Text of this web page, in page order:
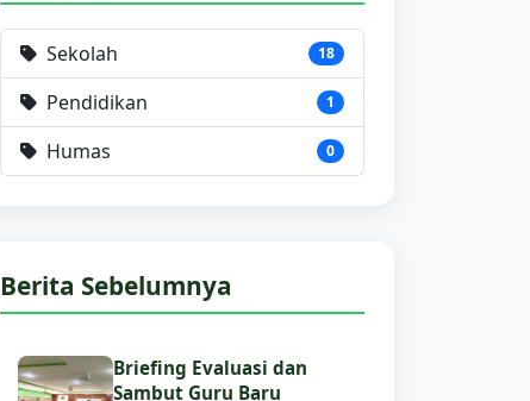
Sekolah 18
Pendidikan 1
Humas 0
Berita Sebelumnya
Briefing Evaluasi dan
Sambut Guru Baru